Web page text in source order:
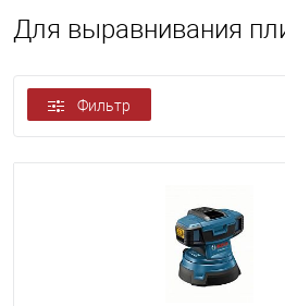
Для выравнивания
Фильтр